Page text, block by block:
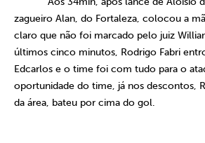
zagueiro Alan, do Fortaleza, colocou a
claro que não foi marcado pelo juiz
últimos cinco minutos, Rodrigo Fabri
Edcarlos e o time foi com tudo para o
oportunidade do time, já nos descontos,
da área, bateu por cima do gol.